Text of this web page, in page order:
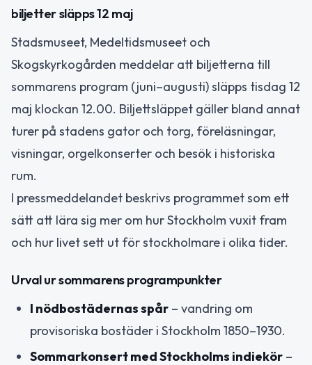
biljetter släpps 12 maj
Stadsmuseet, Medeltidsmuseet och
Skogskyrkogården meddelar att biljetterna till
sommarens program (juni–augusti) släpps tisdag 12
maj klockan 12.00. Biljettsläppet gäller bland annat
turer på stadens gator och torg, föreläsningar,
visningar, orgelkonserter och besök i historiska
rum.
I pressmeddelandet beskrivs programmet som ett
sätt att lära sig mer om hur Stockholm vuxit fram
och hur livet sett ut för stockholmare i olika tider.
Urval ur sommarens programpunkter
I nödbostädernas spår – vandring om
provisoriska bostäder i Stockholm 1850–1930.
Sommarkonsert med Stockholms indiekör –